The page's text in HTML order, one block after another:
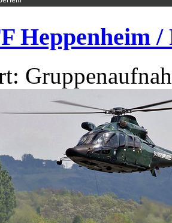
Heppenheim